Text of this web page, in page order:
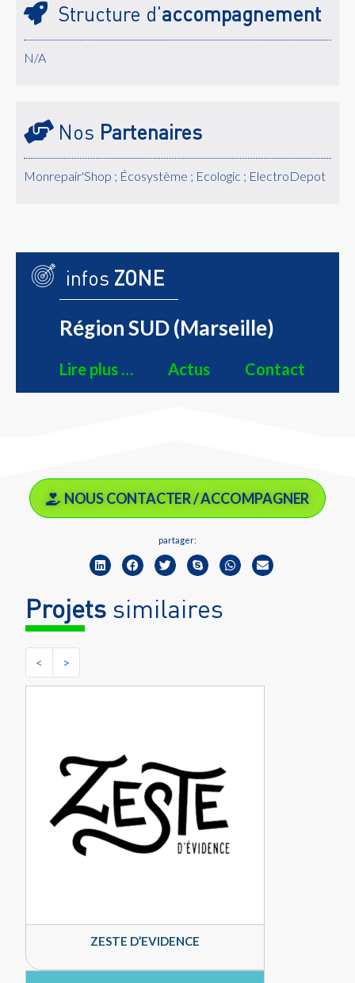
Structure d'accompagnement
N/A
Nos Partenaires
Monrepair'Shop ; Écosystème ; Ecologic ; ElectroDepot
infos ZONE
Région SUD (Marseille)
Lire plus … Actus Contact
NOUS CONTACTER / ACCOMPAGNER
partager:
Projets similaires
< >
ZESTE D’EVIDENCE